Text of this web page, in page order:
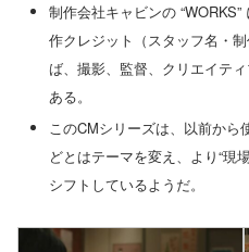
制作会社キャビンの
作クレジット（スタッフ名・
ば、撮影、監督、クリエイテ
ある。
このCMシリーズは、以前か
どとはテーマを変え、より“現
シフトしているようだ。